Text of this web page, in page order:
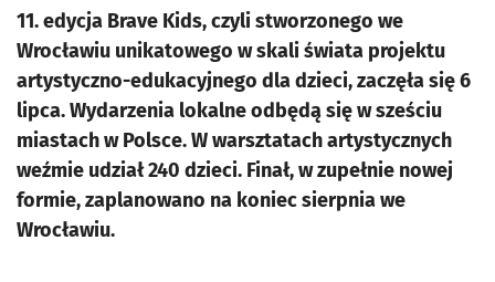
11. edycja Brave Kids, czyli stworzonego we
Wrocławiu unikatowego w skali świata projektu
artystyczno-edukacyjnego dla dzieci, zaczęła się 6
lipca. Wydarzenia lokalne odbędą się w sześciu
miastach w Polsce. W warsztatach artystycznych
weźmie udział 240 dzieci. Finał, w zupełnie nowej
formie, zaplanowano na koniec sierpnia we
Wrocławiu.